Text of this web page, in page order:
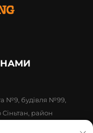
НАМИ
№9, будівля №99,
Сіньтан, район